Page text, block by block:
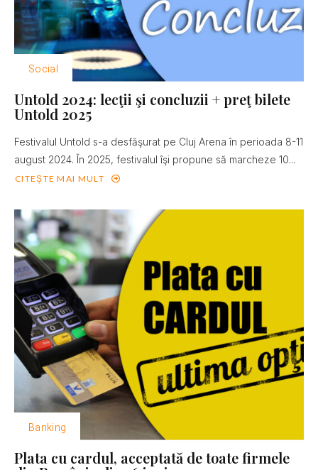
Social
Untold 2024: lecţii şi concluzii + preţ bilete
Untold 2025
Festivalul Untold s-a desfăşurat pe Cluj Arena în perioada 8-11
august 2024. În 2025, festivalul îşi propune să marcheze 10...
CITEȘTE MAI MULT
Banking
Plata cu cardul, acceptată de toate firmele